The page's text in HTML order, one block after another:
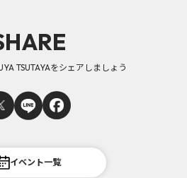
TSUTAYAをシェアしましょう
イベント一覧